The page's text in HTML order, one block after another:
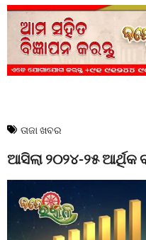
ତାଜା ଖବର
ଆସିଲା ୨୦୨୪-୨୫ ଆର୍ଥିକ